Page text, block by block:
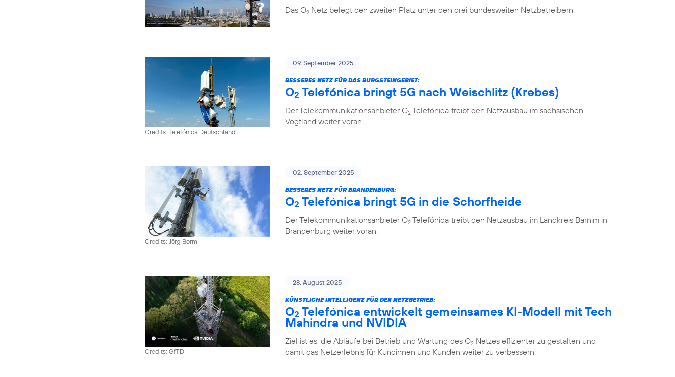
Das O2 Netz belegt den zweiten Platz unter den drei bundesweiten Netzbetreibern.
Credits: Telefónica Deutschland
09. September 2025
BESSERES NETZ FÜR DAS BURGSTEINGEBIET:
O2 Telefónica bringt 5G nach Weischlitz (Krebes)
Der Telekommunikationsanbieter O2 Telefónica treibt den Netzausbau im sächsischen
Vogtland weiter voran.
Credits: Jörg Borm
02. September 2025
BESSERES NETZ FÜR BRANDENBURG:
O2 Telefónica bringt 5G in die Schorfheide
Der Telekommunikationsanbieter O2 Telefónica treibt den Netzausbau im Landkreis Barnim in
Brandenburg weiter voran.
Credits: GfTD
28. August 2025
KÜNSTLICHE INTELLIGENZ FÜR DEN NETZBETRIEB:
O2 Telefónica entwickelt gemeinsames KI-Modell mit Tech
Mahindra und NVIDIA
Ziel ist es, die Abläufe bei Betrieb und Wartung des O2 Netzes effizienter zu gestalten und
damit das Netzerlebnis für Kundinnen und Kunden weiter zu verbessern.